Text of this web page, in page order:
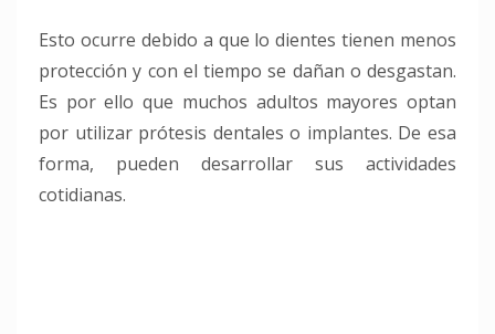
Esto ocurre debido a que lo dientes tienen menos
protección y con el tiempo se dañan o desgastan.
Es por ello que muchos adultos mayores optan
por utilizar prótesis dentales o implantes. De esa
forma, pueden desarrollar sus actividades
cotidianas.